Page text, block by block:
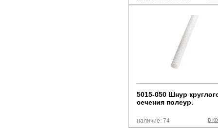
5015-050 Шнур
сечения полеур.
в
наличие: 74